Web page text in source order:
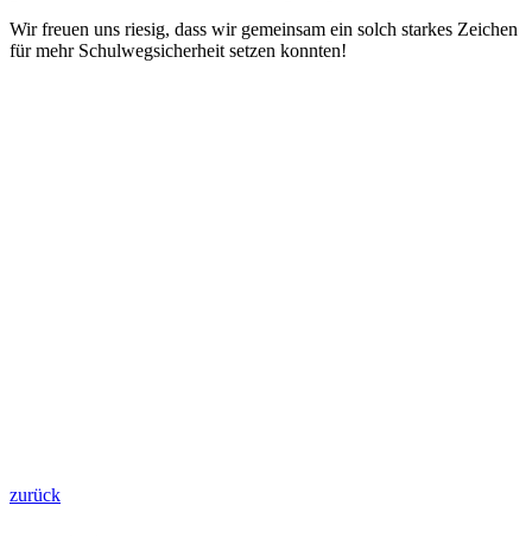
Wir freuen uns riesig, dass wir gemeinsam ein solch starkes Zeichen
für mehr Schulwegsicherheit setzen konnten!
zurück